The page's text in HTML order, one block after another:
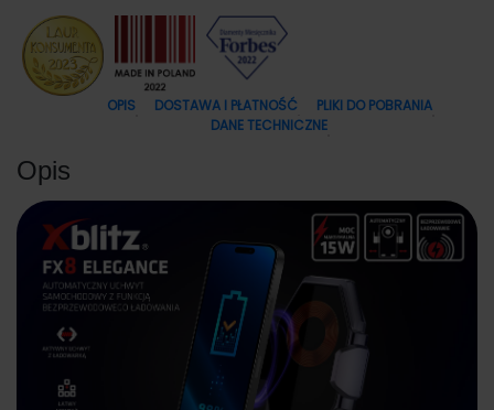
OPIS DOSTAWA I PŁATNOŚĆ
PLIKI DO POBRANIA
DANE TECHNICZNE
Opis